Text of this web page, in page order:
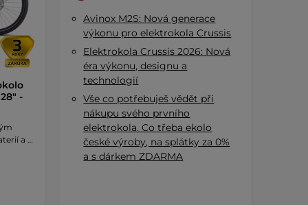
-
a …
Avinox M2S: Nová generace
výkonu pro elektrokola Crussis
Elektrokola Crussis 2026: Nová
éra výkonu, designu a
technologií
Vše co potřebuješ vědět při
nákupu svého prvního
elektrokola. Co třeba ekolo
české výroby, na splátky za 0%
a s dárkem ZDARMA